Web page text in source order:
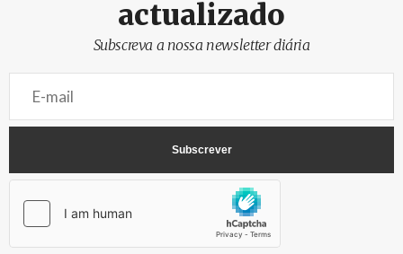
actualizado
Subscreva a nossa newsletter diária